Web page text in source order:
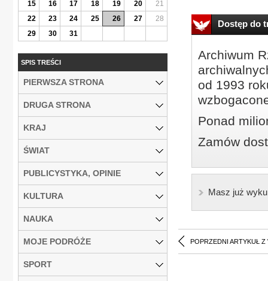
Dostęp do
Archiwum
od 1993
Ponad
Zamów
Masz już
POPRZEDNI ARTYKUŁ Z
15
16 17 18 19 20
21
22
23 24 25 26 27
28
29
30 31
SPIS TREŚCI
PIERWSZA STRONA
DRUGA STRONA
KRAJ
ŚWIAT
PUBLICYSTYKA, OPINIE
KULTURA
NAUKA
MOJE PODRÓŻE
SPORT